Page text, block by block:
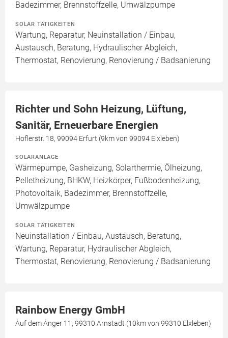
Badezimmer, Brennstoffzelle, Umwälzpumpe
SOLAR TÄTIGKEITEN
Wartung, Reparatur, Neuinstallation / Einbau,
Austausch, Beratung, Hydraulischer Abgleich,
Thermostat, Renovierung, Renovierung / Badsanierung
Richter und Sohn Heizung, Lüftung,
Sanitär, Erneuerbare Energien
Hoflerstr. 18, 99094 Erfurt (9km von 99094 Elxleben)
SOLARANLAGE
Wärmepumpe, Gasheizung, Solarthermie, Ölheizung,
Pelletheizung, BHKW, Heizkörper, Fußbodenheizung,
Photovoltaik, Badezimmer, Brennstoffzelle,
Umwälzpumpe
SOLAR TÄTIGKEITEN
Neuinstallation / Einbau, Austausch, Beratung,
Wartung, Reparatur, Hydraulischer Abgleich,
Thermostat, Renovierung, Renovierung / Badsanierung
Rainbow Energy GmbH
Auf dem Anger 11, 99310 Arnstadt (10km von 99310 Elxleben)